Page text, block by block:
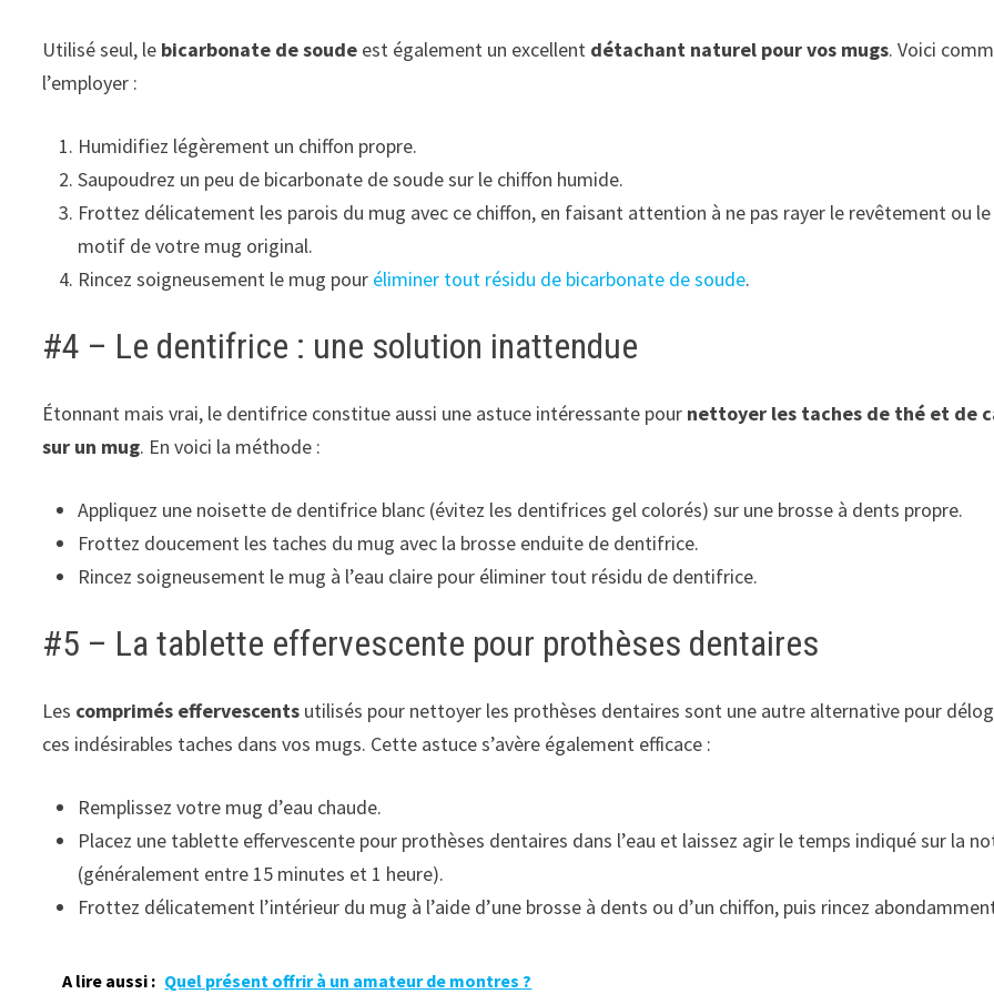
Utilisé seul, le bicarbonate de soude est également un excellent détachant naturel pour vos mugs. Voici
l’employer :
Humidifiez légèrement un chiffon propre.
Saupoudrez un peu de bicarbonate de soude sur le chiffon humide.
Frottez délicatement les parois du mug avec ce chiffon, en faisant attention à ne pas rayer le revêtement ou le
motif de votre mug original.
Rincez soigneusement le mug pour éliminer tout résidu de bicarbonate de soude.
#4 – Le dentifrice : une solution inattendue
Étonnant mais vrai, le dentifrice constitue aussi une astuce intéressante pour nettoyer les taches de thé et de
sur un mug. En voici la méthode :
Appliquez une noisette de dentifrice blanc (évitez les dentifrices gel colorés) sur une brosse à dents propre.
Frottez doucement les taches du mug avec la brosse enduite de dentifrice.
Rincez soigneusement le mug à l’eau claire pour éliminer tout résidu de dentifrice.
#5 – La tablette effervescente pour prothèses dentaires
Les comprimés effervescents utilisés pour nettoyer les prothèses dentaires sont une autre alternative pour
ces indésirables taches dans vos mugs. Cette astuce s’avère également efficace :
Remplissez votre mug d’eau chaude.
Placez une tablette effervescente pour prothèses dentaires dans l’eau et laissez agir le temps indiqué sur la
(généralement entre 15 minutes et 1 heure).
Frottez délicatement l’intérieur du mug à l’aide d’une brosse à dents ou d’un chiffon, puis rincez
A lire aussi : Quel présent offrir à un amateur de montres ?